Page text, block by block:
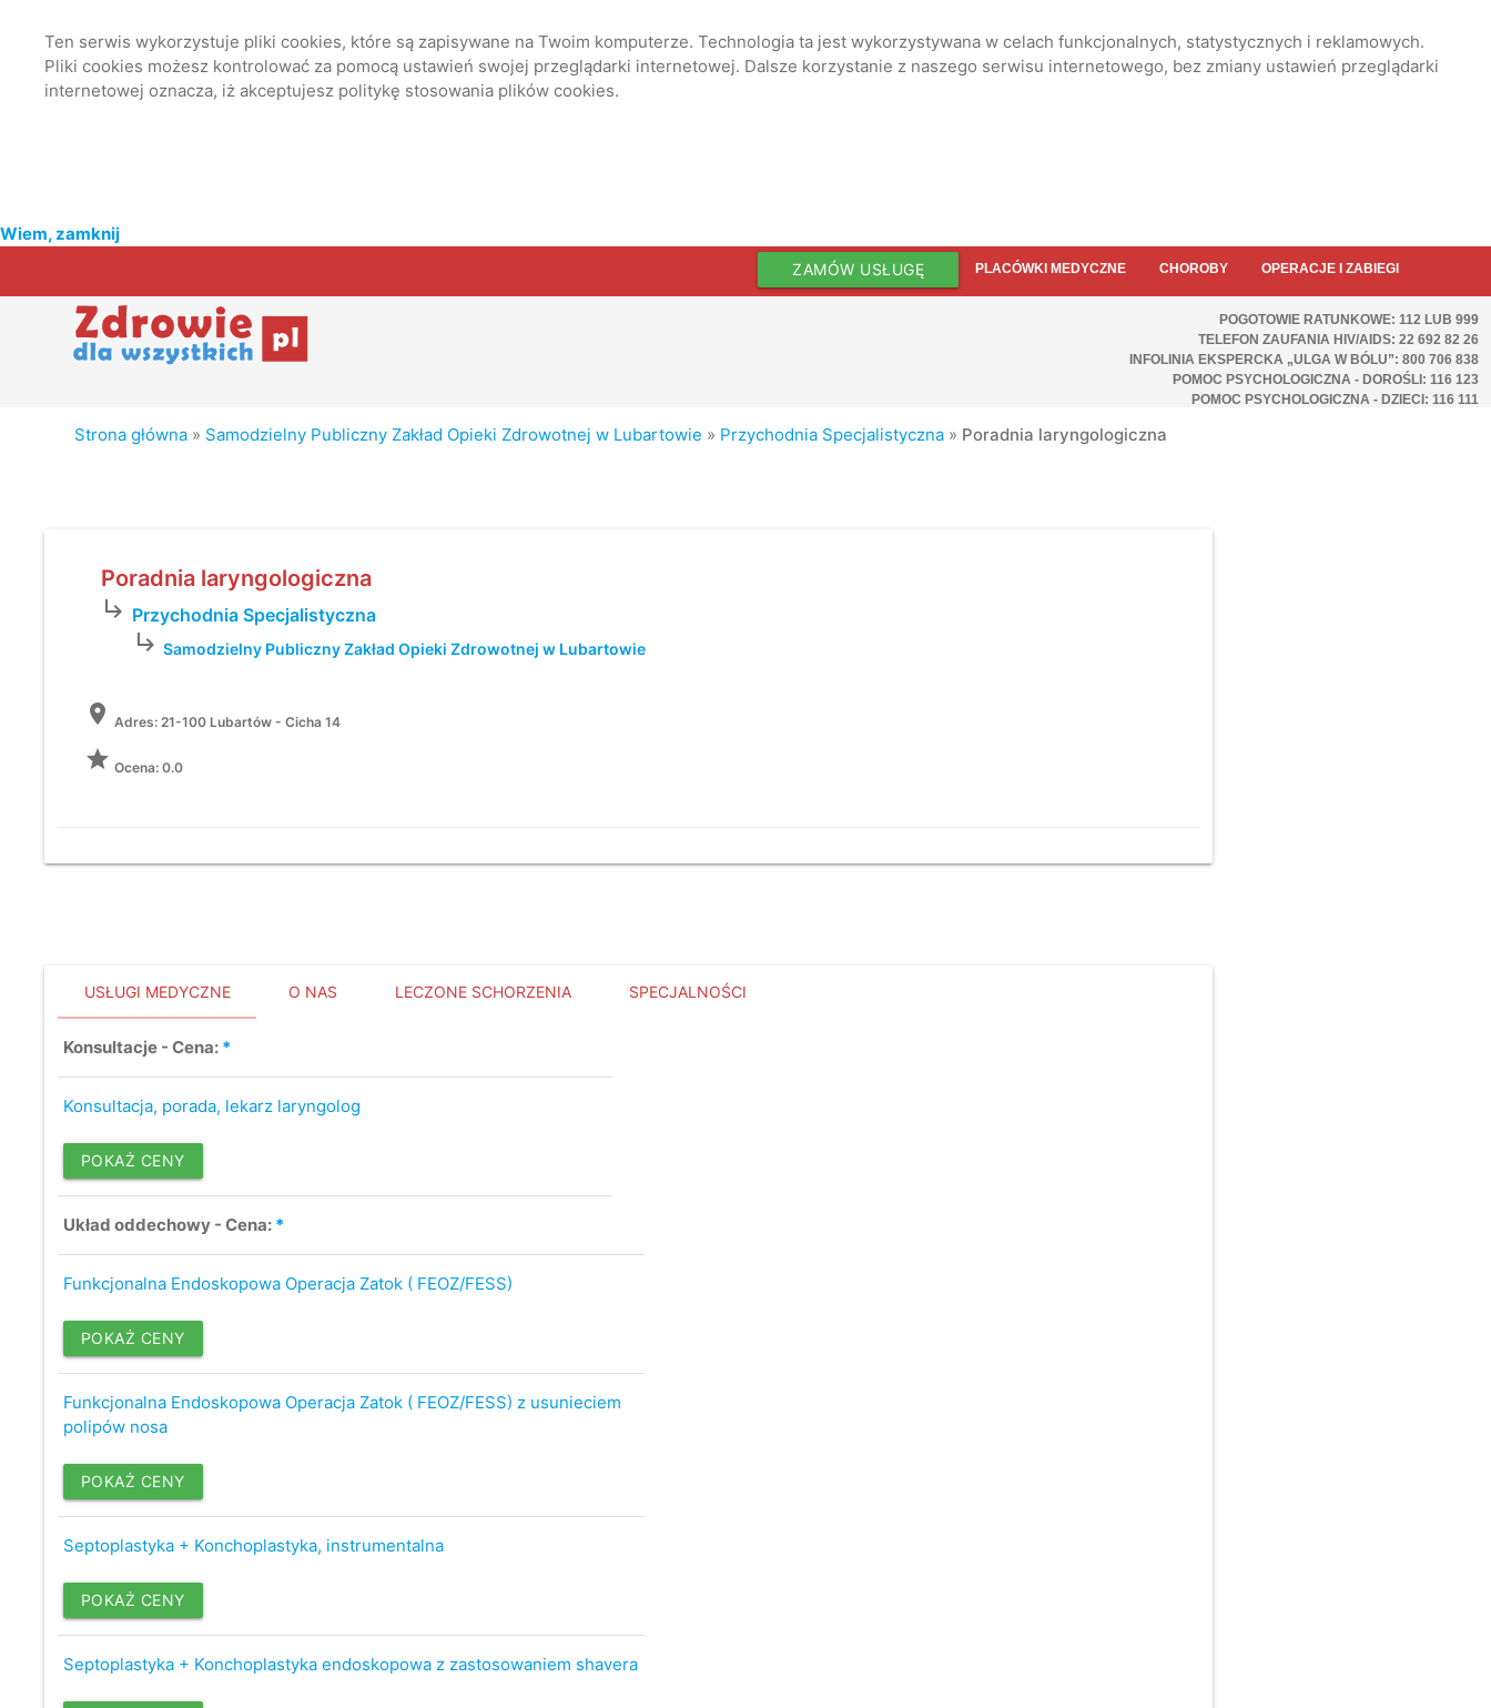
Ten serwis wykorzystuje pliki cookies, które są zapisywane na Twoim komputerze. Technologia ta jest wykorzystywana w celach funkcjonalnych, statystycznych i reklamowych.
Pliki cookies możesz kontrolować za pomocą ustawień swojej przeglądarki internetowej. Dalsze korzystanie z naszego serwisu internetowego, bez zmiany ustawień przeglądarki
internetowej oznacza, iż akceptujesz politykę stosowania plików cookies.
Wiem, zamknij
ZAMÓW USŁUGĘ PLACÓWKI MEDYCZNE CHOROBY OPERACJE I ZABIEGI
POGOTOWIE RATUNKOWE: 112 LUB 999
TELEFON ZAUFANIA HIV/AIDS: 22 692 82 26
INFOLINIA EKSPERCKA „ULGA W BÓLU”: 800 706 838
POMOC PSYCHOLOGICZNA - DOROŚLI: 116 123
POMOC PSYCHOLOGICZNA - DZIECI: 116 111
Strona główna » Samodzielny Publiczny Zakład Opieki Zdrowotnej w Lubartowie » Przychodnia Specjalistyczna » Poradnia laryngologiczna
Poradnia laryngologiczna
subdirectory_arrow_right Przychodnia Specjalistyczna
subdirectory_arrow_right Samodzielny Publiczny Zakład Opieki Zdrowotnej w Lubartowie
location_on Adres:21-100 Lubartów - Cicha 14
grade Ocena: 0.0
USŁUGI MEDYCZNE O NAS LECZONE SCHORZENIA SPECJALNOŚCI
Konsultacje - Cena: *
Konsultacja, porada, lekarz laryngolog
POKAŻ CENY
Układ oddechowy - Cena: *
Funkcjonalna Endoskopowa Operacja Zatok ( FEOZ/FESS)
POKAŻ CENY
Funkcjonalna Endoskopowa Operacja Zatok ( FEOZ/FESS) z usunieciem
polipów nosa
POKAŻ CENY
Septoplastyka + Konchoplastyka, instrumentalna
POKAŻ CENY
Septoplastyka + Konchoplastyka endoskopowa z zastosowaniem shavera